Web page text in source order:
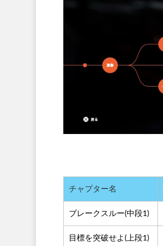
チャプター名
ブレークスルー(中段1)
目標を突破せよ(上段1)